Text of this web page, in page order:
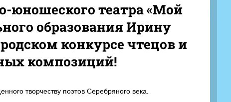
юношеского театра «Мой
образования Ирину
конкурсе чтецов и
композиций!
творчеству поэтов Серебряного века.